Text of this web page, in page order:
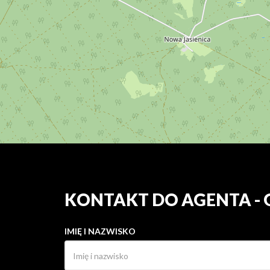
KONTAKT DO AGENTA -
IMIĘ I NAZWISKO